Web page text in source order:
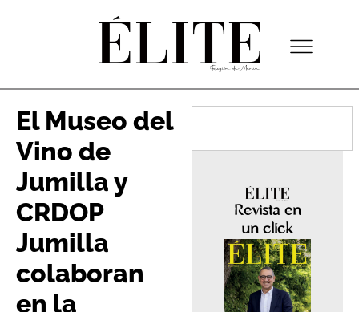
El Museo del
Vino de
Jumilla y
CRDOP
Jumilla
colaboran
en la
Revista en
un click